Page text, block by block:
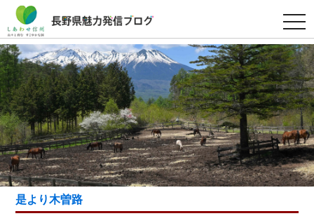
t
o
g
g
l
e
n
a
v
i
g
a
t
i
o
n
是より木曽路